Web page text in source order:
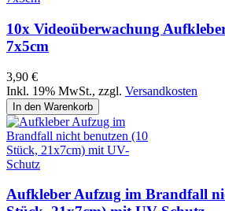
10x Videoüberwachung
7x5cm
3,90 €
Inkl. 19% MwSt., zzgl. Versandkosten
In den Warenkorb
Aufkleber Aufzug im Brandfall